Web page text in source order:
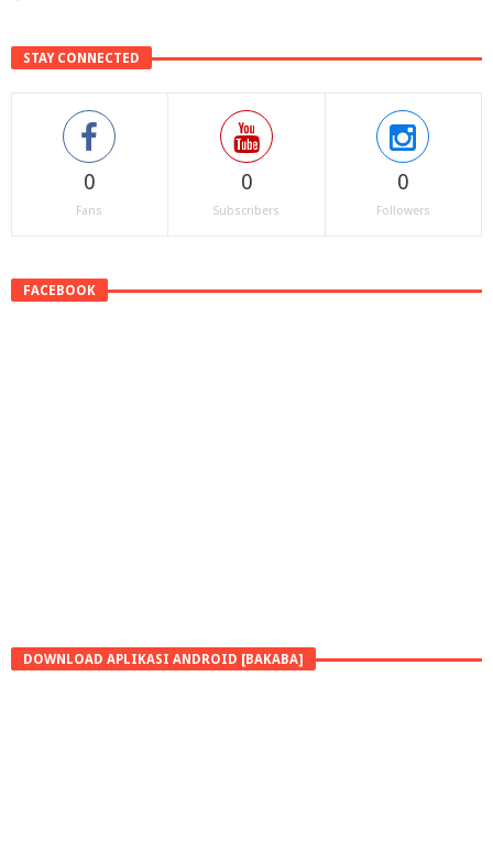
STAY CONNECTED
0
Fans
0
Subscribers
0
Followers
FACEBOOK
DOWNLOAD APLIKASI ANDROID [BAKABA]